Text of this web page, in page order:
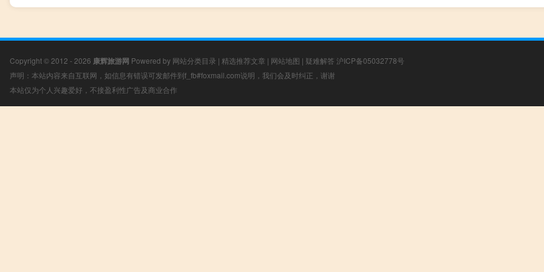
Copyright © 2012 - 2026 康辉旅游网 Powered by 网站分类目录 | 精选推荐文章 | 网站地图 | 疑难解答 沪ICP备05032778号
声明：本站内容来自互联网，如信息有错误可发邮件到f_fb#foxmail.com说明，我们会及时纠正，谢谢
本站仅为个人兴趣爱好，不接盈利性广告及商业合作